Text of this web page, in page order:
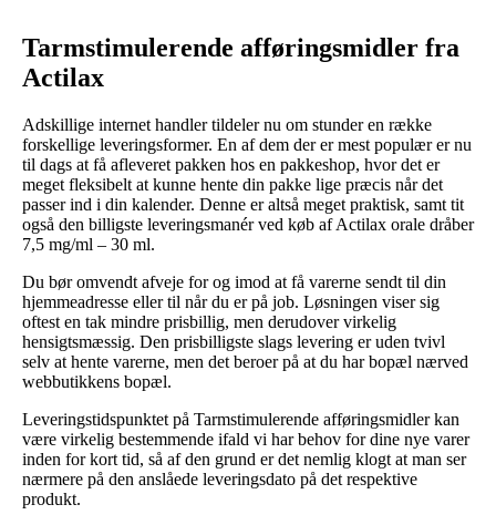
Tarmstimulerende afføringsmidler fra
Actilax
Adskillige internet handler tildeler nu om stunder en række
forskellige leveringsformer. En af dem der er mest populær er nu
til dags at få afleveret pakken hos en pakkeshop, hvor det er
meget fleksibelt at kunne hente din pakke lige præcis når det
passer ind i din kalender. Denne er altså meget praktisk, samt tit
også den billigste leveringsmanér ved køb af Actilax orale dråber
7,5 mg/ml – 30 ml.
Du bør omvendt afveje for og imod at få varerne sendt til din
hjemmeadresse eller til når du er på job. Løsningen viser sig
oftest en tak mindre prisbillig, men derudover virkelig
hensigtsmæssig. Den prisbilligste slags levering er uden tvivl
selv at hente varerne, men det beroer på at du har bopæl nærved
webbutikkens bopæl.
Leveringstidspunktet på Tarmstimulerende afføringsmidler kan
være virkelig bestemmende ifald vi har behov for dine nye varer
inden for kort tid, så af den grund er det nemlig klogt at man ser
nærmere på den anslåede leveringsdato på det respektive
produkt.